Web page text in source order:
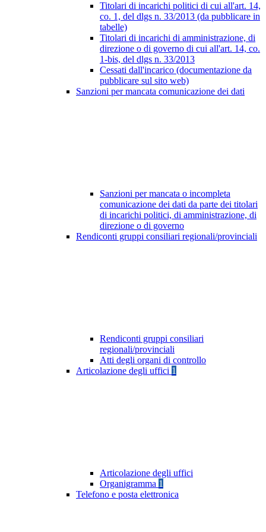
Titolari di incarichi politici di cui all'art. 14,
co. 1, del dlgs n. 33/2013 (da pubblicare in
tabelle)
Titolari di incarichi di amministrazione, di
direzione o di governo di cui all'art. 14, co.
1-bis, del dlgs n. 33/2013
Cessati dall'incarico (documentazione da
pubblicare sul sito web)
Sanzioni per mancata comunicazione dei dati
Sanzioni per mancata o incompleta
comunicazione dei dati da parte dei titolari
di incarichi politici, di amministrazione, di
direzione o di governo
Rendiconti gruppi consiliari regionali/provinciali
Rendiconti gruppi consiliari
regionali/provinciali
Atti degli organi di controllo
Articolazione degli uffici 1
Articolazione degli uffici
Organigramma 1
Telefono e posta elettronica